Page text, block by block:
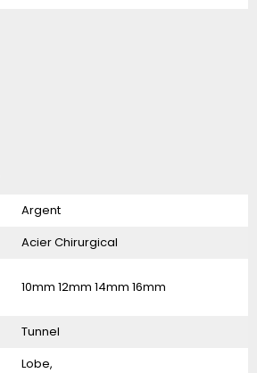
Argent
Acier Chirurgical
10mm 12mm 14mm 16mm
Tunnel
Lobe,